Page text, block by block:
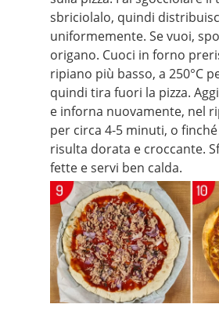
sbriciolalo, quindi
uniformemente. Se vuoi,
origano. Cuoci in forno
ripiano più basso, a 250°C
quindi tira fuori la pizza.
e inforna nuovamente, nel
per circa 4-5 minuti, o
risulta dorata e croccante.
fette e servi ben calda.